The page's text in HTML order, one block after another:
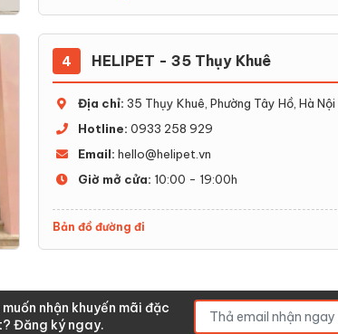
4 HELIPET - 35 Thụy Khuê
Địa chỉ: 35 Thụy Khuê, Phường Tây Hồ, Hà Nội
Hotline: 0933 258 929
Email: hello@helipet.vn
Giờ mở cửa: 10:00 - 19:00h
Bản đồ đường đi
muốn nhận khuyến mãi đặc
Đăng ký ngay.